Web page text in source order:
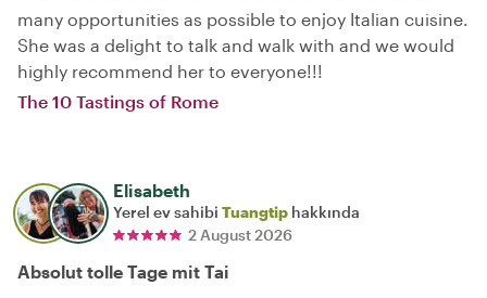
many opportunities as possible to enjoy Italian cuisine.
She was a delight to talk and walk with and we would
highly recommend her to everyone!!!
The 10 Tastings of Rome
Elisabeth
Yerel ev sahibi Tuangtip hakkında
2 August 2026
Absolut tolle Tage mit Tai